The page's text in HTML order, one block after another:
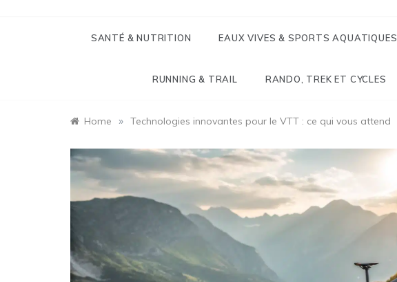
SANTÉ & NUTRITION EAUX VIVES & SPORTS AQUATIQUES
RUNNING & TRAIL RANDO, TREK ET CYCLES
Home » Technologies innovantes pour le VTT : ce qui vous attend